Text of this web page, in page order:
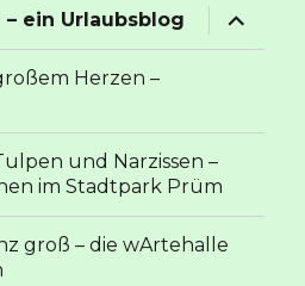
ein Urlaubsblog
Herzen –
und Narzissen –
im Stadtpark Prüm
groß – die wArtehalle